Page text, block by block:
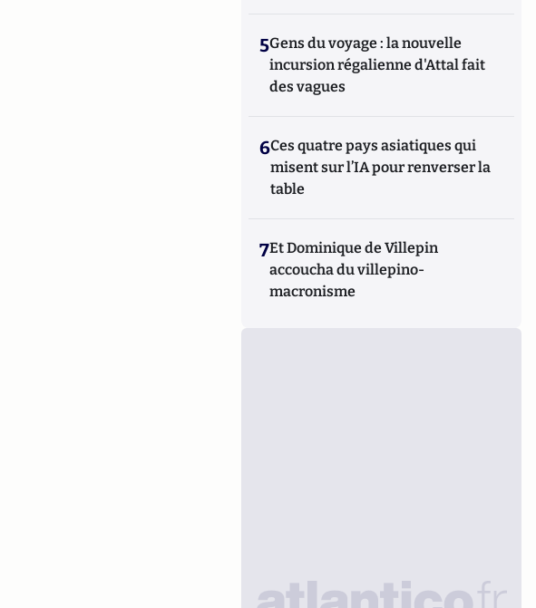
5Gens du voyage : la nouvelle
incursion régalienne d'Attal fait
des vagues
6Ces quatre pays asiatiques qui
misent sur l’IA pour renverser la
table
7Et Dominique de Villepin
accoucha du villepino-
macronisme